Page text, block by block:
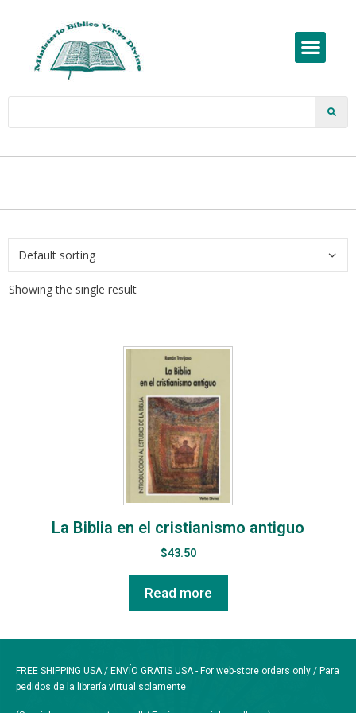
Showing the single result
La Biblia en el cristianismo antiguo
$43.50
Read more
FREE SHIPPING USA / ENVÍO GRATIS USA - For web-store orders only / Para
pedidos de la librería virtual solamente